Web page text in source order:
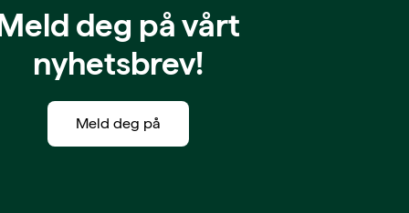
deg på vårt
nyhetsbrev!
Meld deg på